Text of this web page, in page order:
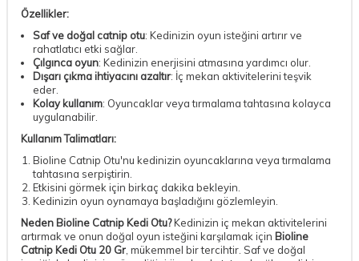
Özellikler:
Saf ve doğal catnip otu: Kedinizin oyun isteğini artırır ve
rahatlatıcı etki sağlar.
Çılgınca oyun: Kedinizin enerjisini atmasına yardımcı olur.
Dışarı çıkma ihtiyacını azaltır: İç mekan aktivitelerini teşvik
eder.
Kolay kullanım: Oyuncaklar veya tırmalama tahtasına kolayca
uygulanabilir.
Kullanım Talimatları:
Bioline Catnip Otu'nu kedinizin oyuncaklarına veya tırmalama
tahtasına serpiştirin.
Etkisini görmek için birkaç dakika bekleyin.
Kedinizin oyun oynamaya başladığını gözlemleyin.
Neden Bioline Catnip Kedi Otu?Kedinizin iç mekan aktivitelerini
artırmak ve onun doğal oyun isteğini karşılamak için Bioline
Catnip Kedi Otu 20 Gr , mükemmel bir tercihtir. Saf ve doğal